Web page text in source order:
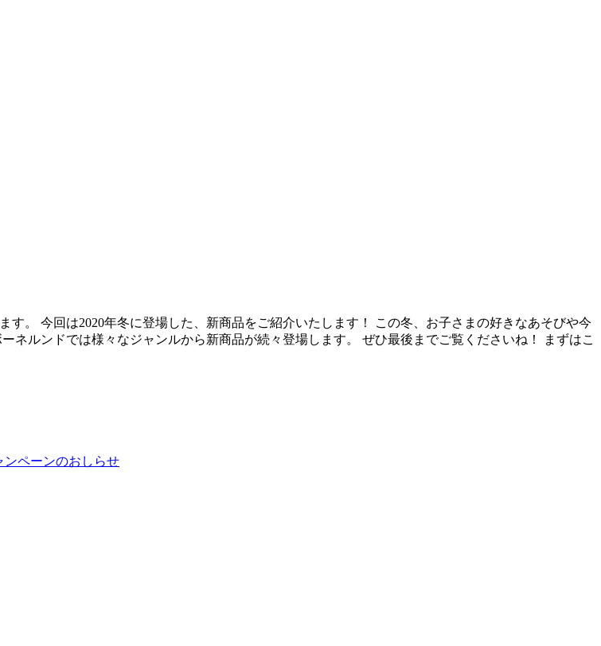
。 今回は2020年冬に登場した、新商品をご紹介いたします！ この冬、お子さまの好きなあそびや今
ネルンドでは様々なジャンルから新商品が続々登場します。 ぜひ最後までご覧くださいね！ まずはこ
ンペーンのおしらせ